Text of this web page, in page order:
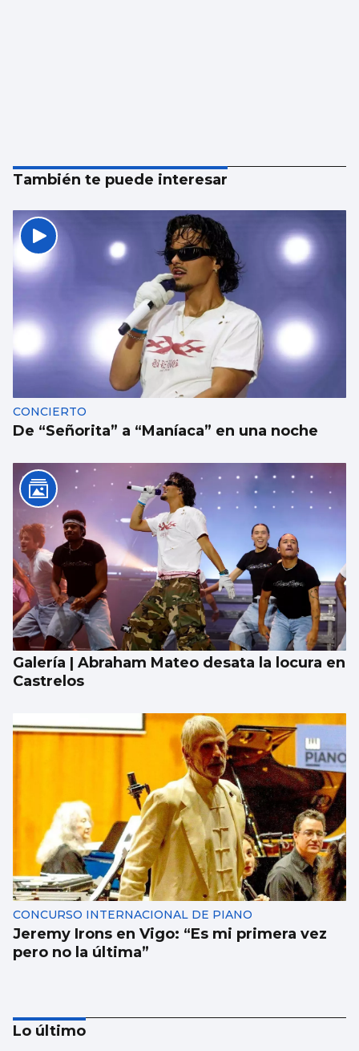
También te puede interesar
CONCIERTO
De “Señorita” a “Maníaca” en una noche
Galería | Abraham Mateo desata la locura en
Castrelos
CONCURSO INTERNACIONAL DE PIANO
Jeremy Irons en Vigo: “Es mi primera vez
pero no la última”
Lo último